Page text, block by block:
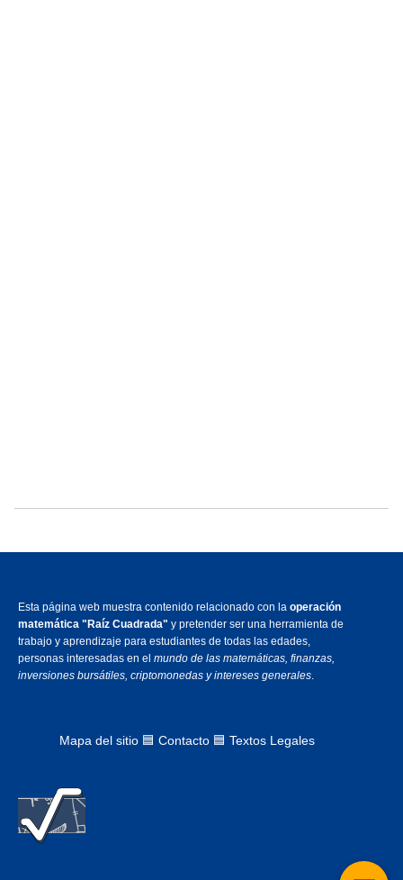
Esta página web muestra contenido relacionado con la operación
matemática "Raíz Cuadrada" y pretender ser una herramienta de
trabajo y aprendizaje para estudiantes de todas las edades,
personas interesadas en el mundo de las matemáticas, finanzas,
inversiones bursátiles, criptomonedas y intereses generales.
Mapa del sitio 🟦 Contacto 🟦 Textos Legales